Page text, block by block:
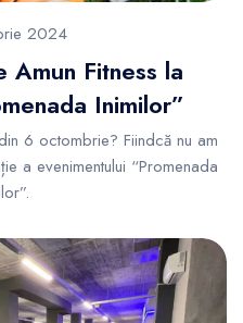
2024
Amun Fitness la
Inimilor”
6 octombrie? Fiindcă nu am
a evenimentului “Promenada